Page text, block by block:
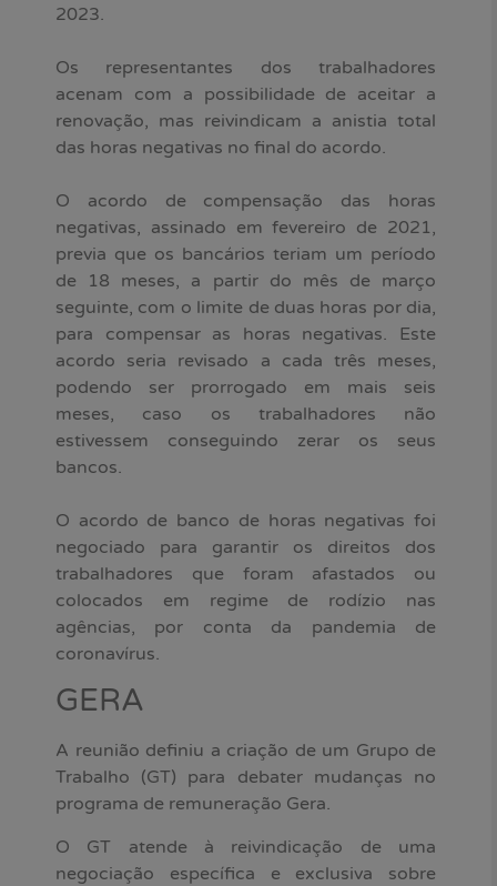
2023.
Os representantes dos trabalhadores
acenam com a possibilidade de aceitar a
renovação, mas reivindicam a anistia total
das horas negativas no final do acordo.
O acordo de compensação das horas
negativas, assinado em fevereiro de 2021,
previa que os bancários teriam um período
de 18 meses, a partir do mês de março
seguinte, com o limite de duas horas por dia,
para compensar as horas negativas. Este
acordo seria revisado a cada três meses,
podendo ser prorrogado em mais seis
meses, caso os trabalhadores não
estivessem conseguindo zerar os seus
bancos.
O acordo de banco de horas negativas foi
negociado para garantir os direitos dos
trabalhadores que foram afastados ou
colocados em regime de rodízio nas
agências, por conta da pandemia de
coronavírus.
GERA
A reunião definiu a criação de um Grupo de
Trabalho (GT) para debater mudanças no
programa de remuneração Gera.
O GT atende à reivindicação de uma
negociação específica e exclusiva sobre